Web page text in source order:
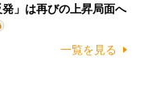
」は再びの上昇局面へ
一覧を見る